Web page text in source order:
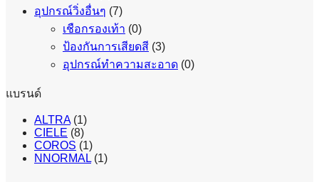
อุปกรณ์วิ่งอื่นๆ (7)
เชือกรองเท้า (0)
ป้องกันการเสียดสี (3)
อุปกรณ์ทำความสะอาด (0)
แบรนด์
ALTRA (1)
CIELE (8)
COROS (1)
NNORMAL (1)